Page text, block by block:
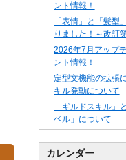
ント情報！
「表情」と「髪型
りました！～改訂
2026年7月アップ
ント情報！
定型文機能の拡張
キル発動について
「ギルドスキル」
ベル」について
カレンダー